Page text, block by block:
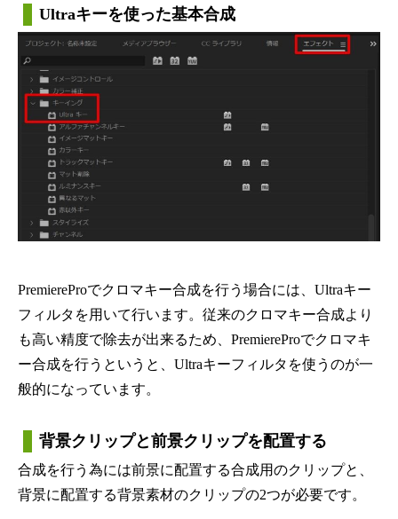
Ultraキーを使った基本合成
PremiereProでクロマキー合成を行う場合には、Ultraキー
フィルタを用いて行います。従来のクロマキー合成より
も高い精度で除去が出来るため、PremiereProでクロマキ
ー合成を行うというと、Ultraキーフィルタを使うのが一
般的になっています。
背景クリップと前景クリップを配置する
合成を行う為には前景に配置する合成用のクリップと、
背景に配置する背景素材のクリップの2つが必要です。